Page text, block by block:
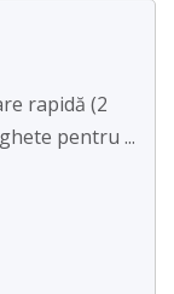
rapidă (2
pentru ...